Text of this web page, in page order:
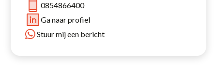
Contact0854866400
Ga naar profiel
Stuur mij een bericht